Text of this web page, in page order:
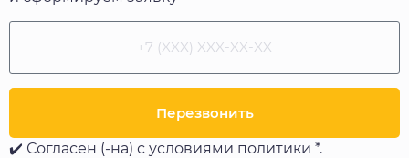
Перезвонить
✔️ Согласен (-на) с условиями политики *.